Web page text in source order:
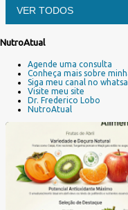
VER TODOS
g
NutroAtual
Agende uma consulta
Conheça mais sobre
Siga meu canal no
Visite meu site
Dr. Frederico Lobo
NutroAtual